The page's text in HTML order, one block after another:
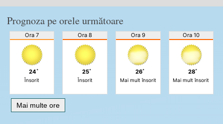
Prognoza pe orele următoare
Ora 7
24˚
Însorit
Ora 8
25˚
Însorit
Ora 9
26˚
Mai mult însorit
Ora 10
28˚
Mai mult însorit
Mai multe ore